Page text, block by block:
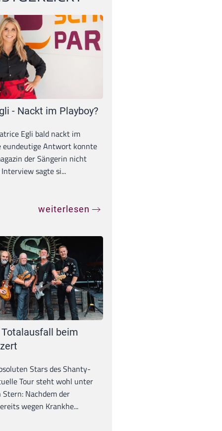
- Nackt im Playboy?
Egli bald nackt im
eundeutige Antwort konnte
der Sängerin nicht
sagte si...
weiterlesen
beim
Stars des Shanty-
Tour steht wohl unter
Nachdem der
wegen Krankhe...